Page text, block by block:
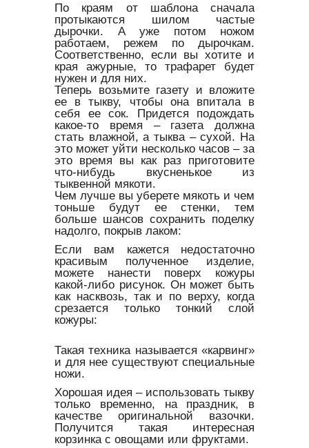
По краям от шаблона сначала
протыкаются шилом частые
дырочки. А уже потом ножом
работаем, режем по дырочкам.
Соответственно, если вы хотите и
края ажурные, то трафарет будет
нужен и для них.
Теперь возьмите газету и вложите
ее в тыкву, чтобы она впитала в
себя ее сок. Придется подождать
какое-то время – газета должна
стать влажной, а тыква – сухой. На
это может уйти несколько часов – за
это время вы как раз приготовите
что-нибудь вкусненькое из
тыквенной мякоти.
Чем лучше вы уберете мякоть и чем
тоньше будут ее стенки, тем
больше шансов сохранить поделку
надолго, покрыв лаком:
Если вам кажется недостаточно
красивым полученное изделие,
можете нанести поверх кожуры
какой-либо рисунок. Он может быть
как насквозь, так и по верху, когда
срезается только тонкий слой
кожуры:
Такая техника называется «карвинг»
и для нее существуют специальные
ножи.
Хорошая идея – использовать тыкву
только временно, на праздник, в
качестве оригинальной вазочки.
Получится такая интересная
корзинка с овощами или фруктами.